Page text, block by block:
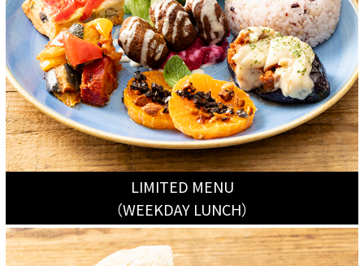
LIMITED MENU
（WEEKDAY LUNCH）